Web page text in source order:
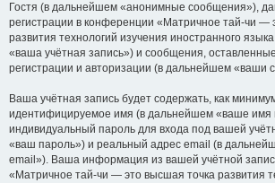
Гостя (в дальнейшем «анонимные сообщения»),
регистрации в конференции «Матричное тай-чи —
развития технологий изучения иностранного
«ваша учётная запись») и сообщения,
регистрации и авторизации (в дальнейшем «ваши
Ваша учётная запись будет содержать, как
идентифицируемое имя (в дальнейшем «ваше имя
индивидуальный пароль для входа под вашей
«ваш пароль») и реальный адрес email (в
email»). Ваша информация из вашей учётной
«Матричное тай-чи — это высшая точка развития